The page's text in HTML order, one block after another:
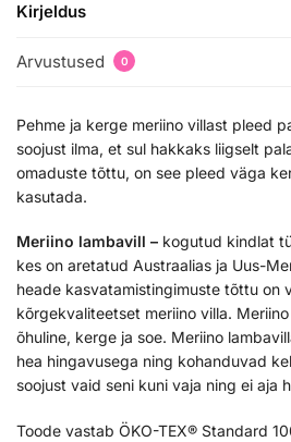
Kirjeldus
Arvustused 0
Pehme ja kerge meriino villast pleed
soojust ilma, et sul hakkaks liigselt
omaduste tõttu, on see pleed väga
kasutada.
Meriino lambavill – kogutud kindlat
kes on aretatud Austraalias ja Uus-
heade kasvatamistingimuste tõttu on
kõrgekvaliteetset meriino villa.
õhuline, kerge ja soe. Meriino
hea hingavusega ning kohanduvad
soojust vaid seni kuni vaja ning ei aja
Toode vastab ÖKO-TEX® Standard